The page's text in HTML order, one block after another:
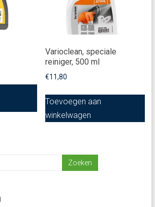
Varioclean, speciale
reiniger, 500 ml
€11,80
Toevoegen aan
winkelwagen